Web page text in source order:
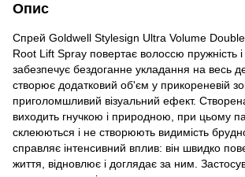
Опис
Спрей Goldwell Stylesign Ultra Volume
Root Lift Spray повертає волоссю пружність і
забезпечує бездоганне укладання на весь
створює додатковий об'єм у прикореневій
приголомшливий візуальний ефект.
виходить гнучкою і природною, при цьому
склеюються і не створюють видимість
справляє інтенсивний вплив: він швидко
життя, відновлює і доглядає за ним.